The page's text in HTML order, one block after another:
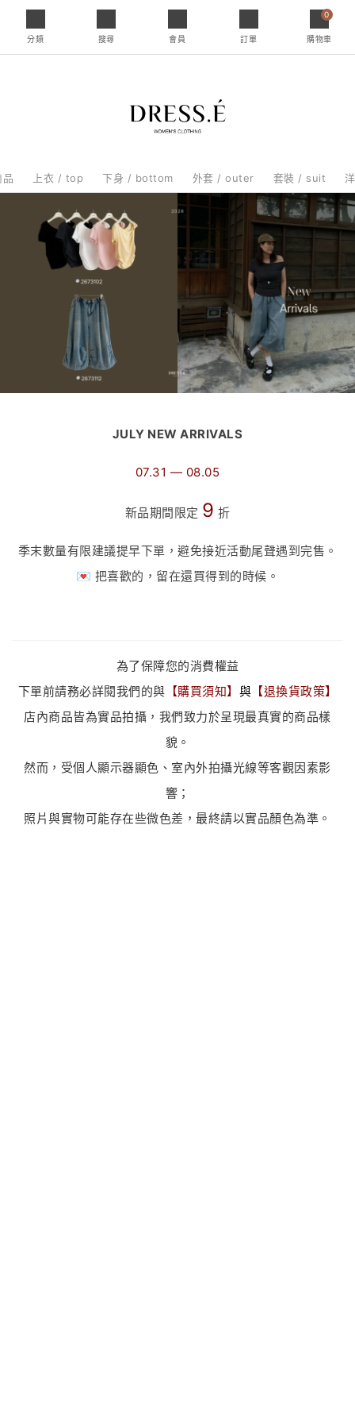
分類 搜尋 會員 訂單
0
購物車
品 上衣 / top 下身 / bottom 外套 / outer 套裝 / suit
JULY NEW ARRIVALS
07.31 — 08.05
新品期間限定 9 折
季末數量有限建議提早下單，避免接近活動尾聲遇到完售。
💌 把喜歡的，留在還買得到的時候。
為了保障您的消費權益
下單前請務必詳閱我們的與 【購買須知】 與 【退換貨政策】
店內商品皆為實品拍攝，我們致力於呈現最真實的商品樣
貌。
然而，受個人顯示器顯色、室內外拍攝光線等客觀因素影
響；
照片與實物可能存在些微色差，最終請以實品顏色為準。